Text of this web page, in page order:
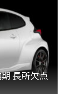
長所欠点